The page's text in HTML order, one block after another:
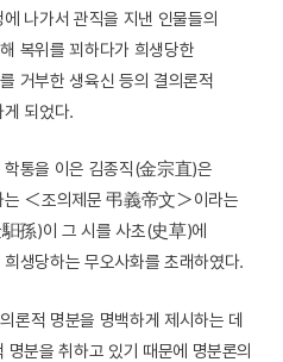
나가서 관직을 지낸 인물들의
복위를 꾀하다가 희생당한
거부한 생육신 등의 결의론적
되었다.
학통을 이은 김종직(金宗直)은
는 ＜조의제문 弔義帝文＞이라는
孫)이 그 시를 사초(史草)에
생당하는 무오사화를 초래하였다.
론적 명분을 명백하게 제시하는 데
분을 취하고 있기 때문에 명분론의